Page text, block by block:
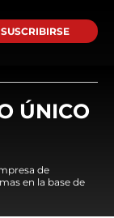
SUSCRIBIRSE
ÚNICO
de
en la base de